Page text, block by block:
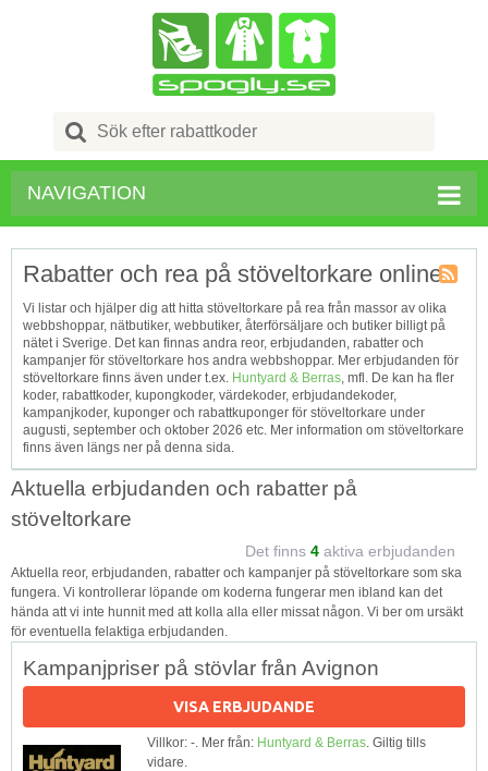
Search
for:
NAVIGATION
Tagg
Rabatter och rea på stöveltorkare online
Vi listar och hjälper dig att hitta stöveltorkare på rea från massor av olika
webbshoppar, nätbutiker, webbutiker, återförsäljare och butiker billigt på
nätet i Sverige. Det kan finnas andra reor, erbjudanden, rabatter och
kampanjer för stöveltorkare hos andra webbshoppar. Mer erbjudanden för
stöveltorkare finns även under t.ex. Huntyard & Berras, mfl. De kan ha fler
koder, rabattkoder, kupongkoder, värdekoder, erbjudandekoder,
kampanjkoder, kuponger och rabattkuponger för stöveltorkare under
augusti, september och oktober 2026 etc. Mer information om stöveltorkare
finns även längs ner på denna sida.
Aktuella erbjudanden och rabatter på
stöveltorkare
Det finns 4 aktiva erbjudanden
Aktuella reor, erbjudanden, rabatter och kampanjer på stöveltorkare som ska
fungera. Vi kontrollerar löpande om koderna fungerar men ibland kan det
hända att vi inte hunnit med att kolla alla eller missat någon. Vi ber om ursäkt
för eventuella felaktiga erbjudanden.
Kampanjpriser på stövlar från Avignon
VISA ERBJUDANDE
Villkor: -. Mer från: Huntyard & Berras. Giltig tills
vidare.